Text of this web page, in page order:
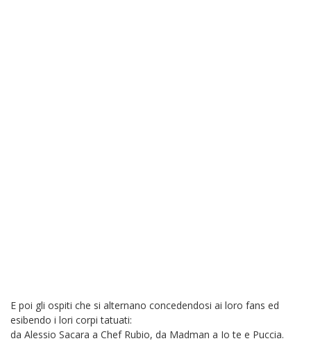
E poi gli ospiti che si alternano concedendosi ai loro fans ed
esibendo i lori corpi tatuati:
da Alessio Sacara a Chef Rubio, da Madman a Io te e Puccia.